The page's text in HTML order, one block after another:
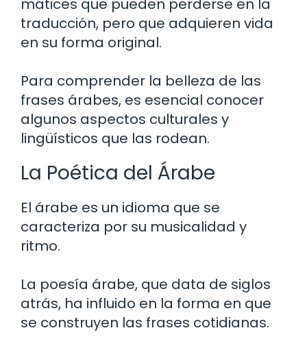
matices que pueden perderse en la
traducción, pero que adquieren vida
en su forma original.
Para comprender la belleza de las
frases árabes, es esencial conocer
algunos aspectos culturales y
lingüísticos que las rodean.
La Poética del Árabe
El árabe es un idioma que se
caracteriza por su musicalidad y
ritmo.
La poesía árabe, que data de siglos
atrás, ha influido en la forma en que
se construyen las frases cotidianas.